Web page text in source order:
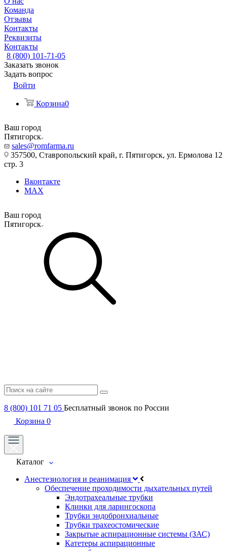
Команда
Отзывы
Контакты
Реквизиты
Контакты
8 (800) 101-71-05
Заказать звонок
Задать вопрос
Войти
Корзина0
Ваш город
Пятигорск
sales@romfarma.ru
357500, Ставропольский край, г. Пятигорск, ул. Ермолова 12
стр. 3
Вконтакте
MAX
Ваш город
Пятигорск
8 (800) 101 71 05 Бесплатный звонок по России
Корзина 0
Каталог
Анестезиология и реанимация
Обеспечение проходимости дыхательных путей
Эндотрахеальные трубки
Клинки для ларингоскопа
Трубки эндобронхиальные
Трубки трахеостомические
Закрытые аспирационные системы (ЗАС)
Катетеры аспирационные